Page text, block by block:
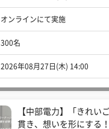
オンラインにて実施
300名
2026年08月27日(木) 14:00
【中部電力】「きれい
貫き、想いを形にする